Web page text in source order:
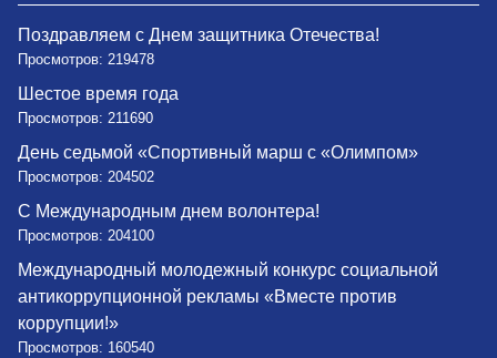
Поздравляем с Днем защитника Отечества!
Просмотров: 219478
Шестое время года
Просмотров: 211690
День седьмой «Спортивный марш с «Олимпом»
Просмотров: 204502
С Международным днем волонтера!
Просмотров: 204100
Международный молодежный конкурс социальной
антикоррупционной рекламы «Вместе против
коррупции!»
Просмотров: 160540